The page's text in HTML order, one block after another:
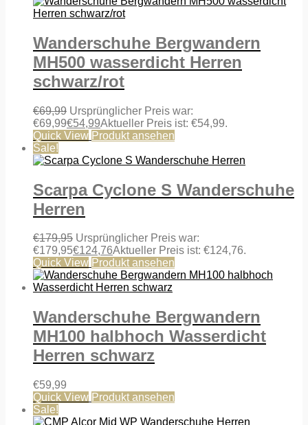
Wanderschuhe Bergwandern
MH500 wasserdicht Herren
schwarz/rot
€69,99 Ursprünglicher Preis war:
€69,99€54,99Aktueller Preis ist: €54,99.
Quick View Produkt ansehen
Sale!
Scarpa Cyclone S Wanderschuhe
Herren
€179,95 Ursprünglicher Preis war:
€179,95€124,76Aktueller Preis ist: €124,76.
Quick View Produkt ansehen
Wanderschuhe Bergwandern
MH100 halbhoch Wasserdicht
Herren schwarz
€59,99
Quick View Produkt ansehen
Sale!